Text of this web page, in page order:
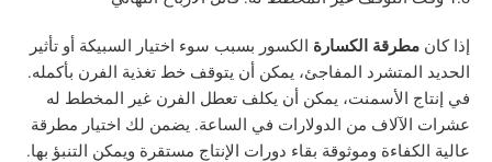
الكسارةالكسور بسبب سوء اختيار السبيكة أو تأثير
المفاجئ، يمكن أن يتوقف خط تغذية الفرن بأكمله.
الأسمنت، يمكن أن يكلف تعطل الفرن غير المخطط له
من الدولارات في الساعة. يضمن لك اختيار مطرقة
وموثوقة بقاء دورات الإنتاج مستقرة ويمكن التنبؤ بها.